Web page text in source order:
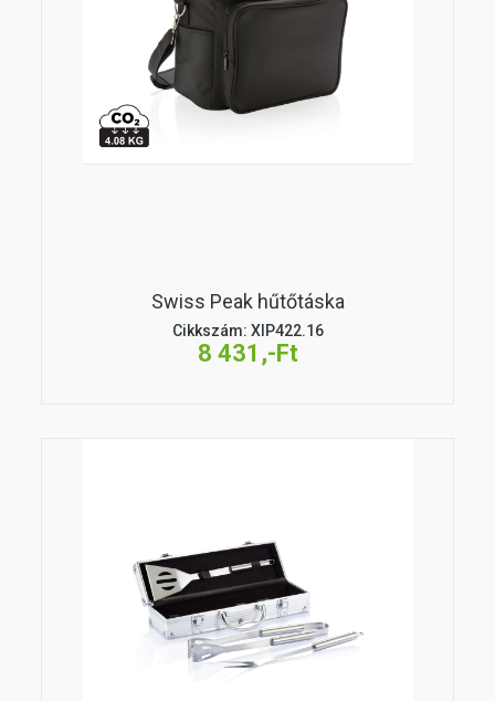
Swiss Peak hűtőtáska
Cikkszám: XIP422.16
8 431,-Ft